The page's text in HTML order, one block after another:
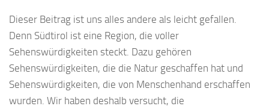
Dieser Beitrag ist uns alles andere als leicht gefallen.
Denn Südtirol ist eine Region, die voller
Sehenswürdigkeiten steckt. Dazu gehören
Sehenswürdigkeiten, die die Natur geschaffen hat und
Sehenswürdigkeiten, die von Menschenhand erschaffen
wurden. Wir haben deshalb versucht, die